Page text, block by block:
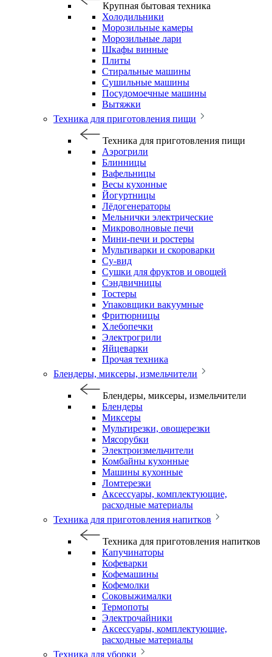
Крупная бытовая техника
Холодильники
Морозильные камеры
Морозильные лари
Шкафы винные
Плиты
Стиральные машины
Сушильные машины
Посудомоечные машины
Вытяжки
Техника для приготовления пищи
Техника для приготовления пищи
Аэрогрили
Блинницы
Вафельницы
Весы кухонные
Йогуртницы
Лёдогенераторы
Мельнички электрические
Микроволновые печи
Мини-печи и ростеры
Мультиварки и скороварки
Су-вид
Сушки для фруктов и овощей
Сэндвичницы
Тостеры
Упаковщики вакуумные
Фритюрницы
Хлебопечки
Электрогрили
Яйцеварки
Прочая техника
Блендеры, миксеры, измельчители
Блендеры, миксеры, измельчители
Блендеры
Миксеры
Мультирезки, овощерезки
Мясорубки
Электроизмельчители
Комбайны кухонные
Машины кухонные
Ломтерезки
Аксессуары, комплектующие,
расходные материалы
Техника для приготовления напитков
Техника для приготовления напитков
Капучинаторы
Кофеварки
Кофемашины
Кофемолки
Соковыжималки
Термопоты
Электрочайники
Аксессуары, комплектующие,
расходные материалы
Техника для уборки